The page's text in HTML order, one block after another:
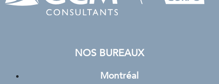
NOS BUREAUX
Montréal